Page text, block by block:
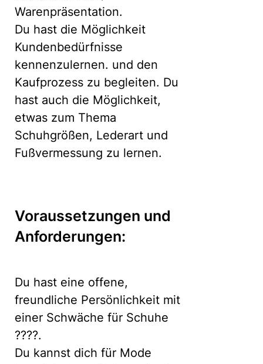
Warenpräsentation.
Du hast die Möglichkeit
Kundenbedürfnisse
kennenzulernen. und den
Kaufprozess zu begleiten. Du
hast auch die Möglichkeit,
etwas zum Thema
Schuhgrößen, Lederart und
Fußvermessung zu lernen.
Voraussetzungen und
Anforderungen:
Du hast eine offene,
freundliche Persönlichkeit mit
einer Schwäche für Schuhe
????.
Du kannst dich für Mode